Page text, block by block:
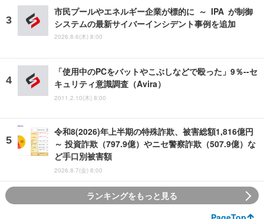
市民プールやエネルギー企業が標的に ～ IPA が制御
システムの最新サイバーインシデント事例を追加
2026.8.6(木) 8:00
「使用中のPCをバットやこぶしなどで殴った」9％--セ
キュリティ意識調査（Avira）
2011.2.10(木) 8:00
令和8(2026)年上半期の特殊詐欺、被害総額1,816億円
～ 投資詐欺（797.9億）やニセ警察詐欺（507.9億）な
ど手口別被害額
2026.8.7(金) 8:00
ランキングをもっと見る